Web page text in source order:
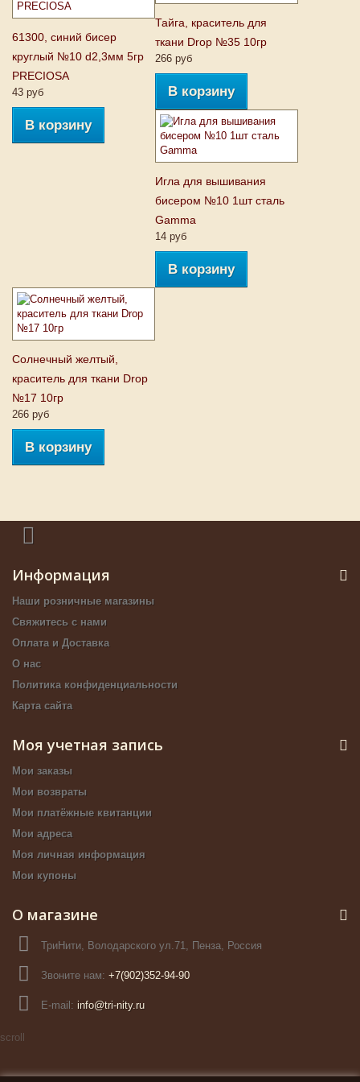
61300, синий бисер
круглый №10 d2,3мм 5гр
PRECIOSA
43 руб
В корзину
Тайга, краситель для
ткани Drop №35 10гр
266 руб
В корзину
Игла для вышивания
бисером №10 1шт сталь
Gamma
14 руб
В корзину
Солнечный желтый,
краситель для ткани Drop
№17 10гр
266 руб
В корзину
Информация
Наши розничные магазины
Свяжитесь с нами
Оплата и Доставка
О нас
Политика конфиденциальности
Карта сайта
Моя учетная запись
Мои заказы
Мои возвраты
Мои платёжные квитанции
Мои адреса
Моя личная информация
Мои купоны
О магазине
ТриНити, Володарского ул.71, Пенза, Россия
Звоните нам: +7(902)352-94-90
E-mail: info@tri-nity.ru
scroll